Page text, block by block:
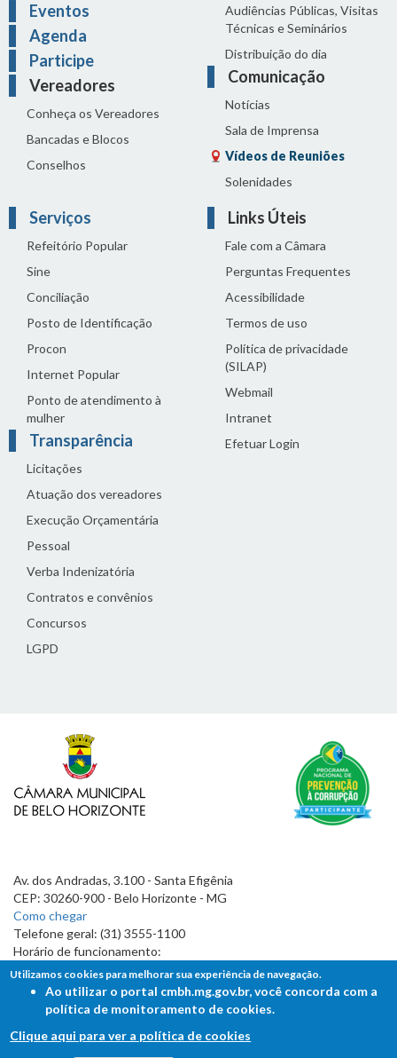
Eventos
Agenda
Participe
Vereadores
Conheça os Vereadores
Bancadas e Blocos
Conselhos
Audiências Públicas, Visitas
Técnicas e Seminários
Distribuição do dia
Comunicação
Notícias
Sala de Imprensa
Vídeos de Reuniões
Solenidades
Serviços
Refeitório Popular
Sine
Conciliação
Posto de Identificação
Procon
Internet Popular
Ponto de atendimento à
mulher
Transparência
Licitações
Atuação dos vereadores
Execução Orçamentária
Pessoal
Verba Indenizatória
Contratos e convênios
Concursos
LGPD
Links Úteis
Fale com a Câmara
Perguntas Frequentes
Acessibilidade
Termos de uso
Política de privacidade
(SILAP)
Webmail
Intranet
Efetuar Login
Av. dos Andradas, 3.100 - Santa Efigênia
CEP: 30260-900 - Belo Horizonte - MG
Como chegar
Telefone geral: (31) 3555-1100
Horário de funcionamento:
7h às 19h
Utilizamos cookies para melhorar sua experiência de navegação.
Ao utilizar o portal cmbh.mg.gov.br, você concorda com a
política de monitoramento de cookies.
Clique aqui para ver a política de cookies